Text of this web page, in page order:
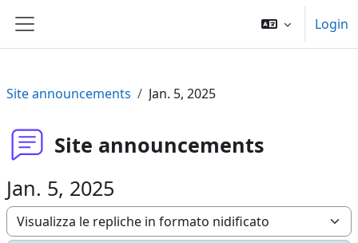
Pannello laterale
Login
Site announcements Jan. 5, 2025
Site announcements
Jan. 5, 2025
Modalità visualizzazione